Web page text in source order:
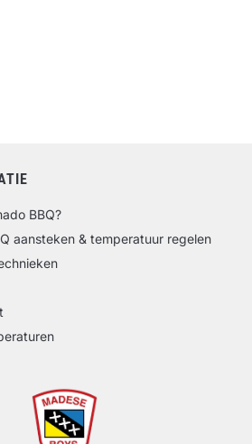
BBQ?
aansteken & temperatuur regelen